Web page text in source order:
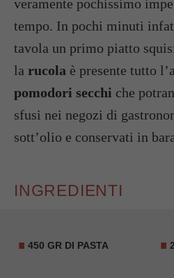
veramente pochissimo
tempo. In pochi minuti
tavola un primo piatto
la rucola è presente tutto
pomodori secchi che
sfusi nei negozi di
sott’olio e conservati in
INGREDIENTI
450 GR DI PASTA